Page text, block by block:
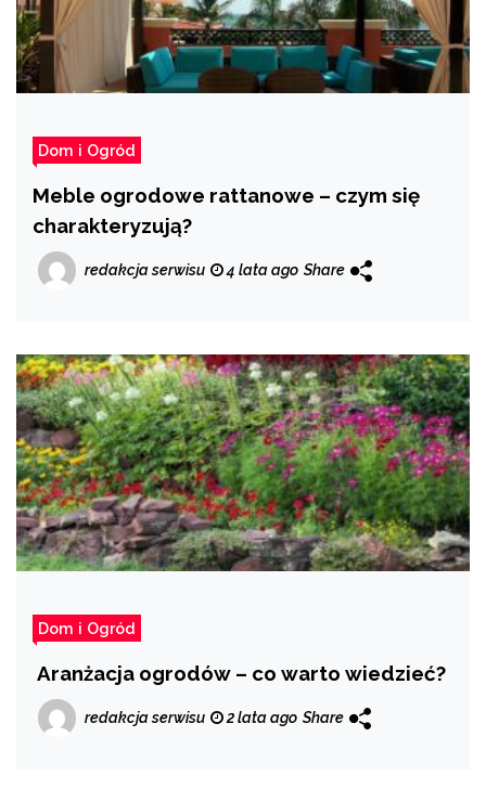
Dom i Ogród
Meble ogrodowe rattanowe – czym się
charakteryzują?
redakcja serwisu 4 lata ago Share
Dom i Ogród
Aranżacja ogrodów – co warto wiedzieć?
redakcja serwisu 2 lata ago Share